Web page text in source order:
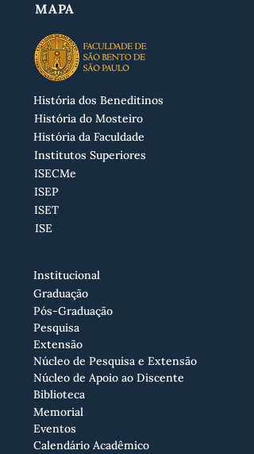
MAPA
História dos Beneditinos
História do Mosteiro
História da Faculdade
Institutos Superiores
ISECMe
ISEP
ISET
ISE
Institucional
Graduação
Pós-Graduação
Pesquisa
Extensão
Núcleo de Pesquisa e Extensão
Núcleo de Apoio ao Discente
Biblioteca
Memorial
Eventos
Calendário Acadêmico